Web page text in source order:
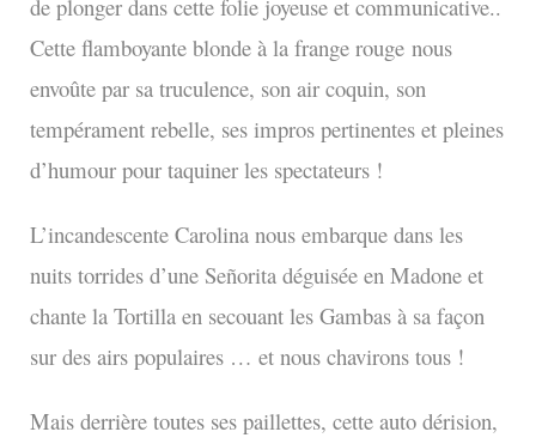
de plonger dans cette folie joyeuse et communicative..
Cette flamboyante blonde à la frange rouge nous
envoûte par sa truculence, son air coquin, son
tempérament rebelle, ses impros pertinentes et pleines
d’humour pour taquiner les spectateurs !
L’incandescente Carolina nous embarque dans les
nuits torrides d’une Señorita déguisée en Madone et
chante la Tortilla en secouant les Gambas à sa façon
sur des airs populaires … et nous chavirons tous !
Mais derrière toutes ses paillettes, cette auto dérision,